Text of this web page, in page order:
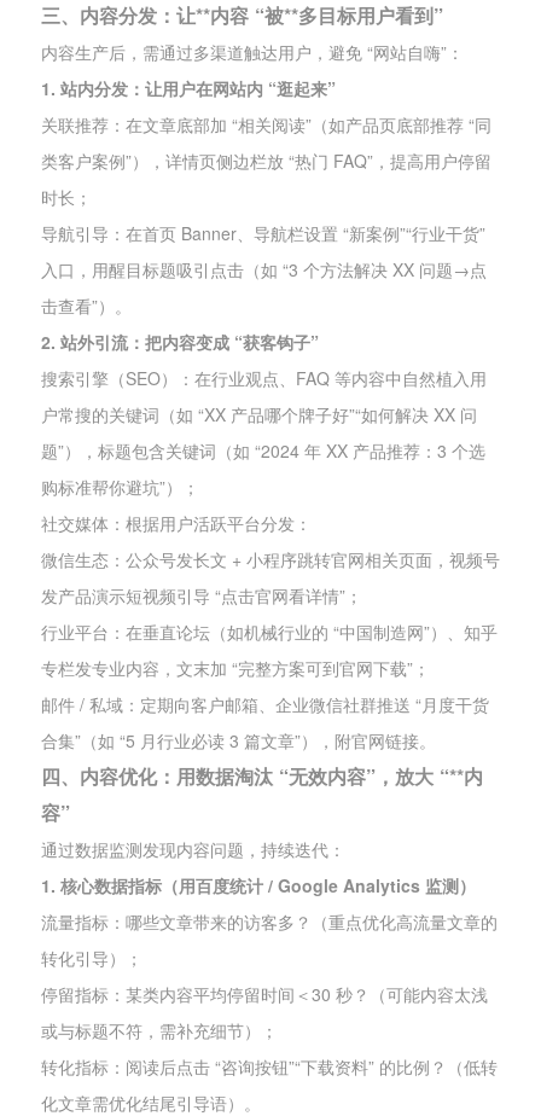
三、内容分发：让**内容 “被**多目标用户看到”
内容生产后，需通过多渠道触达用户，避免 “网站自嗨”：
1. 站内分发：让用户在网站内 “逛起来”
关联推荐：在文章底部加 “相关阅读”（如产品页底部推荐 “同
类客户案例”），详情页侧边栏放 “热门 FAQ”，提高用户停留
时长；
导航引导：在首页 Banner、导航栏设置 “新案例”“行业干货”
入口，用醒目标题吸引点击（如 “3 个方法解决 XX 问题→点
击查看”）。
2. 站外引流：把内容变成 “获客钩子”
搜索引擎（SEO）：在行业观点、FAQ 等内容中自然植入用
户常搜的关键词（如 “XX 产品哪个牌子好”“如何解决 XX 问
题”），标题包含关键词（如 “2024 年 XX 产品推荐：3 个选
购标准帮你避坑”）；
社交媒体：根据用户活跃平台分发：
微信生态：公众号发长文 + 小程序跳转官网相关页面，视频号
发产品演示短视频引导 “点击官网看详情”；
行业平台：在垂直论坛（如机械行业的 “中国制造网”）、知乎
专栏发专业内容，文末加 “完整方案可到官网下载”；
邮件 / 私域：定期向客户邮箱、企业微信社群推送 “月度干货
合集”（如 “5 月行业必读 3 篇文章”），附官网链接。
四、内容优化：用数据淘汰 “无效内容”，放大 “**内
容”
通过数据监测发现内容问题，持续迭代：
1. 核心数据指标（用百度统计 / Google Analytics 监测）
流量指标：哪些文章带来的访客多？（重点优化高流量文章的
转化引导）；
停留指标：某类内容平均停留时间＜30 秒？（可能内容太浅
或与标题不符，需补充细节）；
转化指标：阅读后点击 “咨询按钮”“下载资料” 的比例？（低转
化文章需优化结尾引导语）。